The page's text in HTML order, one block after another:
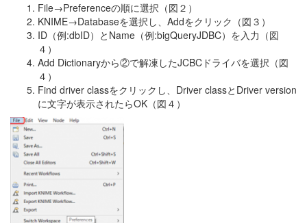
File→Preferenceの順に選択（図２）
KNIME→Databaseを選択し、Addをクリック（図３）
ID（例:dbID）とName（例:bigQueryJDBC）を入力（図
４）
Add Dictionaryから②で解凍したJCBCドライバを選択（図
４）
Find driver classをクリックし、Driver classとDriver version
に文字が表示されたらOK（図４）